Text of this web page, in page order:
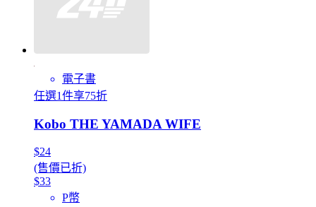
電子書
任選1件享75折
Kobo THE YAMADA WIFE
$24
(售價已折)
$33
P幣